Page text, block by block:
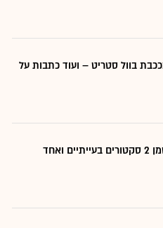
בוול סטריט – ועוד כתבות על
מנהל ההשקעות שמסמן 2 סקטורים בעייתיים ואחד